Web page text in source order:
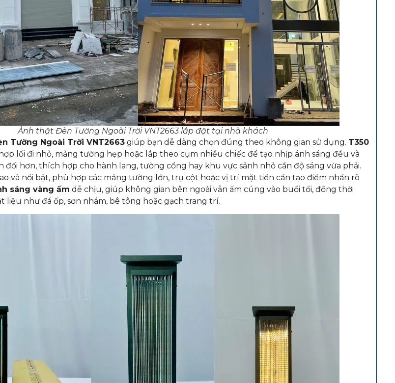
Ảnh thật Đèn Tường Ngoài Trời VNT2663 lắp đặt tại nhà khách
Tường Ngoài Trời VNT2663giúp bạn dễ dàng chọn đúng theo không gian sử dụng. T350
lối đi nhỏ, mảng tường hẹp hoặc lắp theo cụm nhiều chiếc để tạo nhịp ánh sáng đều và
đối hơn, thích hợp cho hành lang, tường cổng hay khu vực sảnh nhỏ cần độ sáng vừa phải.
và nổi bật, phù hợp các mảng tường lớn, trụ cột hoặc vị trí mặt tiền cần tạo điểm nhấn rõ
sáng vàng ấm dễ chịu, giúp không gian bên ngoài vẫn ấm cúng vào buổi tối, đồng thời
liệu như đá ốp, sơn nhám, bê tông hoặc gạch trang trí.